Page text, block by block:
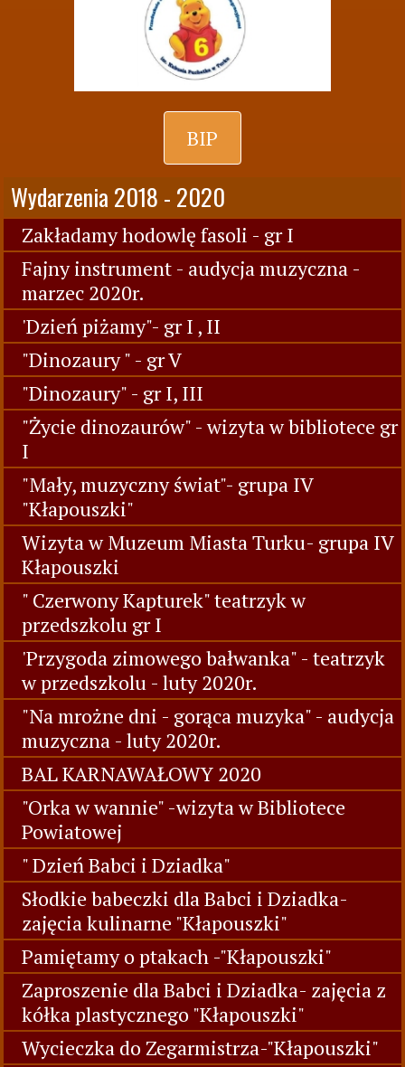
BIP
Wydarzenia 2018 - 2020
Zakładamy hodowlę fasoli - gr I
Fajny instrument - audycja muzyczna -
marzec 2020r.
'Dzień piżamy"- gr I , II
"Dinozaury " - gr V
"Dinozaury" - gr I, III
"Życie dinozaurów" - wizyta w bibliotece gr
I
"Mały, muzyczny świat"- grupa IV
"Kłapouszki"
Wizyta w Muzeum Miasta Turku- grupa IV
Kłapouszki
" Czerwony Kapturek" teatrzyk w
przedszkolu gr I
'Przygoda zimowego bałwanka" - teatrzyk
w przedszkolu - luty 2020r.
"Na mrożne dni - gorąca muzyka" - audycja
muzyczna - luty 2020r.
BAL KARNAWAŁOWY 2020
"Orka w wannie" -wizyta w Bibliotece
Powiatowej
" Dzień Babci i Dziadka"
Słodkie babeczki dla Babci i Dziadka-
zajęcia kulinarne "Kłapouszki"
Pamiętamy o ptakach -"Kłapouszki"
Zaproszenie dla Babci i Dziadka- zajęcia z
kółka plastycznego "Kłapouszki"
Wycieczka do Zegarmistrza-"Kłapouszki"